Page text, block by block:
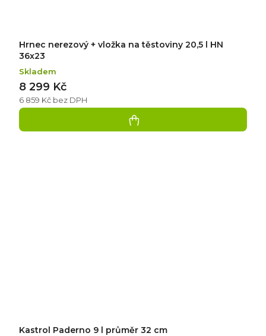
Hrnec nerezový + vložka na těstoviny 20,5 l HN
36x23
Skladem
6 859 Kč bez DPH
8 299 Kč
Kastrol Paderno 9 l průměr 32 cm